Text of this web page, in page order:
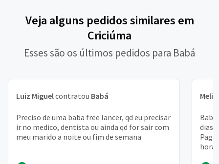
Veja alguns pedidos similares em
Criciúma
Esses são os últimos pedidos para Babá
Luiz Miguelcontratou Babá
Preciso de uma baba free lancer, qd eu precisar
ir no medico, dentista ou ainda qd for sair com
meu marido a noite ou fim de semana
dias
Pago
horas